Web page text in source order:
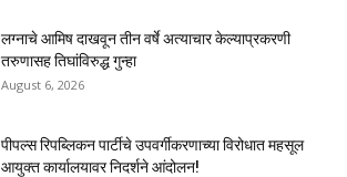
लग्नाचे आमिष दाखवून तीन वर्षे अत्याचार केल्याप्रकरणी
तरुणासह तिघांविरुद्ध गुन्हा
August 6, 2026
पीपल्स रिपब्लिकन पार्टीचे उपवर्गीकरणाच्या विरोधात महसूल
आयुक्त कार्यालयावर निदर्शने आंदोलन!